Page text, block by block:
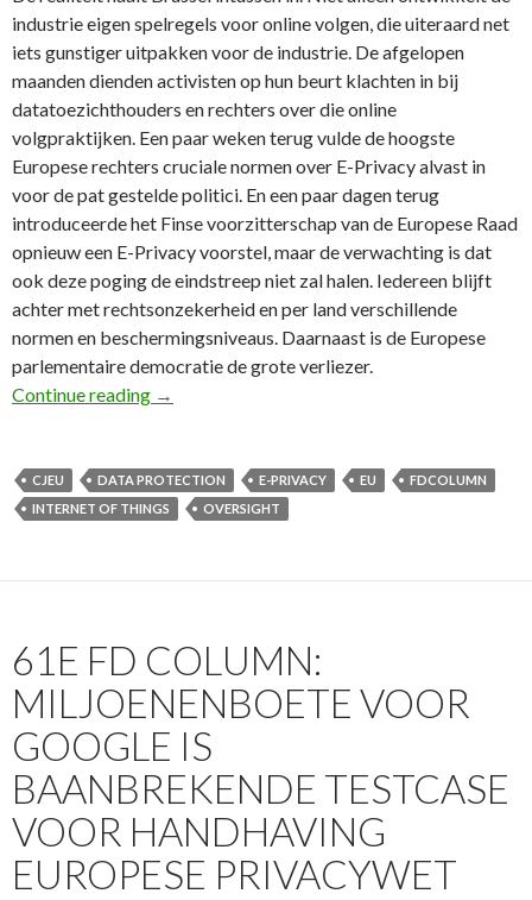
industrie eigen spelregels voor online volgen, die uiteraard net
iets gunstiger uitpakken voor de industrie. De afgelopen
maanden dienden activisten op hun beurt klachten in bij
datatoezichthouders en rechters over die online
volgpraktijken. Een paar weken terug vulde de hoogste
Europese rechters cruciale normen over E-Privacy alvast in
voor de pat gestelde politici. En een paar dagen terug
introduceerde het Finse voorzitterschap van de Europese Raad
opnieuw een E-Privacy voorstel, maar de verwachting is dat
ook deze poging de eindstreep niet zal halen. Iedereen blijft
achter met rechtsonzekerheid en per land verschillende
normen en beschermingsniveaus. Daarnaast is de Europese
parlementaire democratie de grote verliezer.
Continue reading 71e FD Column: Parlementaire democratie
→
CJEU DATA PROTECTION E-PRIVACY EU
FDCOLUMN
INTERNET OF THINGS
OVERSIGHT
61E FD COLUMN:
MILJOENENBOETE VOOR
GOOGLE IS
BAANBREKENDE TESTCASE
VOOR HANDHAVING
EUROPESE PRIVACYWET